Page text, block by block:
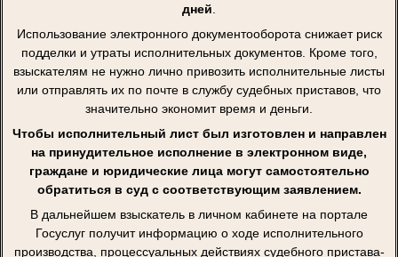
дней
Использование электронного документооборота снижает риск
подделки и утраты исполнительных документов. Кроме того,
взыскателям не нужно лично привозить исполнительные листы
или отправлять их по почте в службу судебных приставов, что
значительно экономит время и деньги.
Чтобы исполнительный лист был изготовлен и направлен
на принудительное исполнение в электронном виде,
граждане и юридические лица могут самостоятельно
обратиться в суд с соответствующим заявлением.
В дальнейшем взыскатель в личном кабинете на портале
Госуслуг получит информацию о ходе исполнительного
производства, процессуальных действиях судебного пристава-